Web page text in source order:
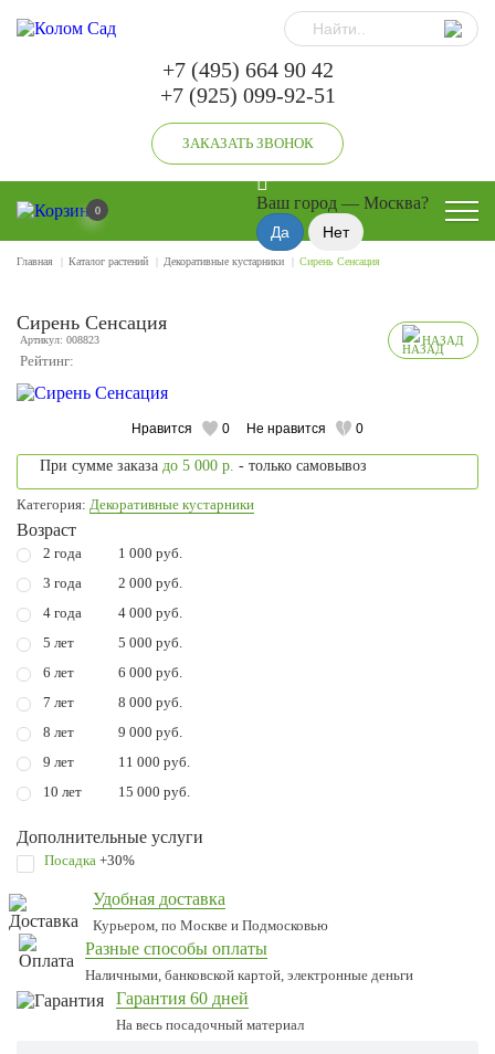
+7 (495) 664 90 42
+7 (925) 099-92-51
ЗАКАЗАТЬ ЗВОНОК
0 Ваш город — Москва?
Главная Каталог растений Декоративные кустарники Сирень Сенсация
Сирень Сенсация
Артикул: 008823
Рейтинг:
НАЗАД
Нравится 0 Не нравится 0
При сумме заказа до 5 000 р. - только самовывоз
Категория: Декоративные кустарники
Возраст
2 года
1 000 руб.
3 года
2 000 руб.
4 года
4 000 руб.
5 лет
5 000 руб.
6 лет
6 000 руб.
7 лет
8 000 руб.
8 лет
9 000 руб.
9 лет
11 000 руб.
10 лет
15 000 руб.
Дополнительные услуги
Посадка +30%
Удобная доставка
Курьером, по Москве и Подмосковью
Разные способы оплаты
Наличными, банковской картой, электронные деньги
Гарантия 60 дней
На весь посадочный материал